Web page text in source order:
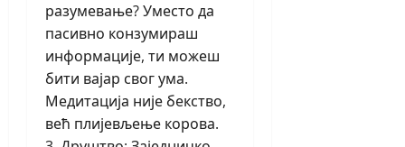
разумевање? Уместо да
пасивно конзумираш
информације, ти можеш
бити вајар свог ума.
Медитација није бекство,
већ плијевљење корова.